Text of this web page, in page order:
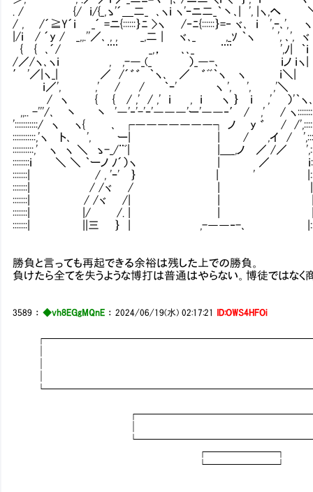
. / {/ ｉ/{_,ゝ'´＿二_ ､ヽｉ ヽ'ｰニ二_｀丶､| ', |ヽ,へ
/ , /´≧Y´ｉ _´ =ニ{::::::｝ﾆ >ヽ /‐ﾆ{::::::｝=‐ ヾ､ ｉ ',ｰ､', ヽ
|/ｉ / ´y / _,,.''／､ , , _,二 | ヾ､_ ,_ｿ ｀ヽ ', ､', ヾ
{ { ､´/ ¨¨ _,， ､､_ ¨¨ ',ﾉ| ｀ｉ
/／/ヽ､ヽｉ , ,-―_(_ ）_―-､ ｉノ ｉヽ|
′ '／|ヽ_| ／ /´゛゛ ｀ヽ､ ／ ゛ﾞﾞ｀ヽ ヽ ｉ＼|
ｉ／', ,' / / ｀ｰ' ヽ ', ', ,'＼
/ ヽ { { / ,' / ,' ｉ , ｉ ヽ ｝ ｉ ,' ）'｀ヽ
,,.. -'''/､ 丶 丶 '―'‐'-'ｰ'―――'ー'――‐′ / ,' / ヽ::::::::
':::::::::::/ ヽ ヽ{ ､ ┌―――――――┐ ノ y ゛ / /
:::::::::::,'ヽ ト､ ', ー| | / ,イ /
::::::::::,' ヽ ヽ ＼ ゝ-_/¨ﾞ| |＿_,ノ ／ /／
::::::::ｉ ＼ ＼ ｀ーノ ﾉ´）ヽ | ／ ｉ
:::::::| / , 'ｰ' ｝ | '
:::::::| / /ヾ / |
:::::::| / /ヾ /| |
:::::::| |/ /. | |
:::::::| ||三 ｝ | ,-――‐-､
勝負と言っても再起できる余裕は残した上での勝負。
負けたら全てを失うような博打は普通はやらない。博徒ではなく
3589 ：◆vh8EGgMQnE ：2024/06/19(水) 02:17:21 ID:OWS4HFOi
┌──────┐
└──────┘